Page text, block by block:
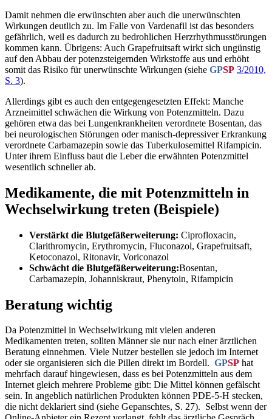
Damit nehmen die erwünschten aber auch die unerwünschten
Wirkungen deutlich zu. Im Falle von Vardenafil ist das besonders
gefährlich, weil es dadurch zu bedrohlichen Herzrhythmus­störungen
kommen kann. Übrigens: Auch Grapefruitsaft wirkt sich ungünstig
auf den Abbau der potenzsteigernden Wirkstoffe aus und erhöht
somit das Risiko für unerwünschte Wirkungen (siehe GPSP 3/2010,
S. 3).
Allerdings gibt es auch den entgegengesetzten Effekt: Manche
Arzneimittel schwächen die Wirkung von Potenzmitteln. Dazu
gehören etwa das bei Lungenkrankheiten verordnete Bosentan, das
bei neurologischen Störungen oder manisch-depressiver Erkrankung
verordnete Carbamazepin sowie das Tuberkulosemittel Rifampicin.
Unter ihrem Einfluss baut die Leber die erwähnten Potenzmittel
wesentlich schneller ab.
Medikamente, die mit Potenzmitteln in
Wechselwirkung treten (Beispiele)
Verstärkt die Blutgefäßerweiterung: Ciprofloxacin,
Clarithromycin, Erythromycin, Fluconazol, Grapefruitsaft,
Ketoconazol, Ritonavir, Voriconazol
Schwächt die Blutgefäßerweiterung:Bosentan,
Carbamazepin, Johanniskraut, Phenytoin, Rifampicin
Beratung wichtig
Da Potenzmittel in Wechselwirkung mit vielen anderen
Medikamenten treten, sollten Männer sie nur nach einer ärztlichen
Beratung einnehmen. Viele Nutzer bestellen sie jedoch im Internet
oder sie organisieren sich die Pillen direkt im Bordell. GPSP hat
mehrfach darauf hingewiesen, dass es bei Potenzmitteln aus dem
Internet gleich mehrere Probleme gibt: Die Mittel können gefälscht
sein. In angeblich natürlichen Produkten können PDE-5-H stecken,
die nicht deklariert sind (siehe Gepanschtes, S. 27). Selbst wenn der